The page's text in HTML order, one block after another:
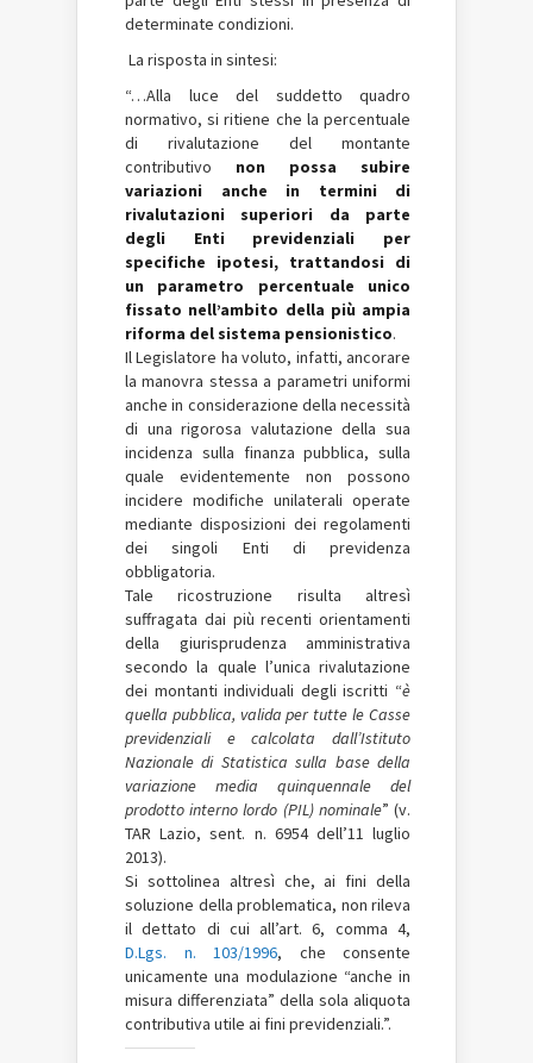
determinate condizioni.
La risposta in sintesi:
“…Alla luce del suddetto quadro
normativo, si ritiene che la percentuale
di rivalutazione del montante
contributivo non possa subire
variazioni anche in termini di
rivalutazioni superiori da parte
degli Enti previdenziali per
specifiche ipotesi, trattandosi di
un parametro percentuale unico
fissato nell’ambito della più ampia
riforma del sistema pensionistico.
Il Legislatore ha voluto, infatti, ancorare
la manovra stessa a parametri uniformi
anche in considerazione della necessità
di una rigorosa valutazione della sua
incidenza sulla finanza pubblica, sulla
quale evidentemente non possono
incidere modifiche unilaterali operate
mediante disposizioni dei regolamenti
dei singoli Enti di previdenza
obbligatoria.
Tale ricostruzione risulta altresì
suffragata dai più recenti orientamenti
della giurisprudenza amministrativa
secondo la quale l’unica rivalutazione
dei montanti individuali degli iscritti “è
quella pubblica, valida per tutte le Casse
previdenziali e calcolata dall’Istituto
Nazionale di Statistica sulla base della
variazione media quinquennale del
prodotto interno lordo (PIL) nominale” (v.
TAR Lazio, sent. n. 6954 dell’11 luglio
2013).
Si sottolinea altresì che, ai fini della
soluzione della problematica, non rileva
il dettato di cui all’art. 6, comma 4,
D.Lgs. n. 103/1996, che consente
unicamente una modulazione “anche in
misura differenziata” della sola aliquota
contributiva utile ai fini previdenziali.”.